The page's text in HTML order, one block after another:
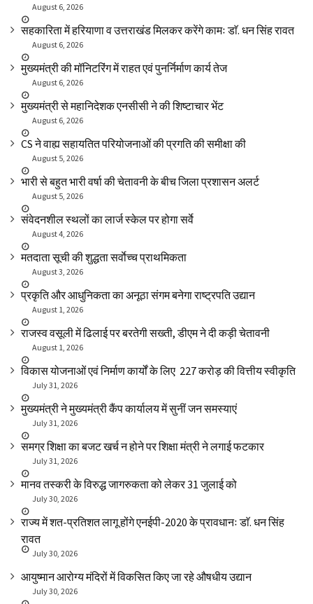
August 6, 2026
सहकारिता में हरियाणा व उत्तराखंड मिलकर करेंगे कामः डाॅ. धन सिंह रावत
August 6, 2026
मुख्यमंत्री की मॉनिटरिंग में राहत एवं पुनर्निर्माण कार्य तेज
August 6, 2026
मुख्यमंत्री से महानिदेशक एनसीसी ने की शिष्टाचार भेंट
August 6, 2026
CS ने वाह्य सहायतित परियोजनाओं की प्रगति की समीक्षा की
August 5, 2026
भारी से बहुत भारी वर्षा की चेतावनी के बीच जिला प्रशासन अलर्ट
August 5, 2026
संवेदनशील स्थलों का लार्ज स्केल पर होगा सर्वे
August 4, 2026
मतदाता सूची की शुद्धता सर्वाेच्च प्राथमिकता
August 3, 2026
प्रकृति और आधुनिकता का अनूठा संगम बनेगा राष्ट्रपति उद्यान
August 1, 2026
राजस्व वसूली में ढिलाई पर बरतेगी सख्ती, डीएम ने दी कड़ी चेतावनी
August 1, 2026
विकास योजनाओं एवं निर्माण कार्यों के लिए ₹ 227 करोड़ की वित्तीय स्वीकृति
July 31, 2026
मुख्यमंत्री ने मुख्यमंत्री कैंप कार्यालय में सुनीं जन समस्याएं
July 31, 2026
समग्र शिक्षा का बजट खर्च न होने पर शिक्षा मंत्री ने लगाई फटकार
July 31, 2026
मानव तस्करी के विरुद्ध जागरुकता को लेकर 31 जुलाई को
July 30, 2026
राज्य में शत-प्रतिशत लागू होंगे एनईपी-2020 के प्रावधानः डाॅ. धन सिंह
रावत
July 30, 2026
आयुष्मान आरोग्य मंदिरों में विकसित किए जा रहे औषधीय उद्यान
July 30, 2026